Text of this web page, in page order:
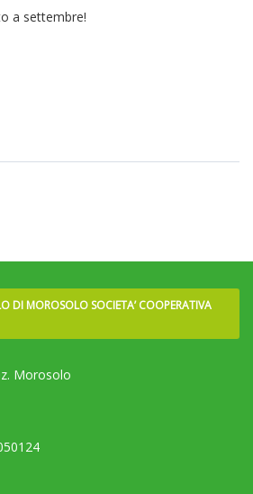
a settembre!
DI MOROSOLO SOCIETA’ COOPERATIVA
Morosolo